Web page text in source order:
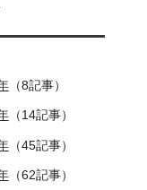
（8記事）
（14記事）
（45記事）
（62記事）